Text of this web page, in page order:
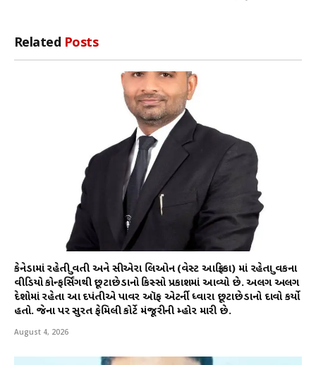
Related Posts
કેનેડામાં રહેતી યુવતી અને સીએરા લિઓન (વેસ્ટ આફ્રિકા) માં રહેતા યુવકના
વીડિયો કોન્ફર્સિંગથી છૂટાછેડાનો કિસ્સો પ્રકાશમાં આવ્યો છે. અલગ અલગ
દેશોમાં રહેતા આ દપંતીએ પાવર ઑફ એટર્ની ધ્વારા છૂટાછેડાનો દાવો કર્યો
હતો. જેના પર સુરત ફેમિલી કોર્ટે મંજૂરીની મ્હોર મારી છે.
August 4, 2026